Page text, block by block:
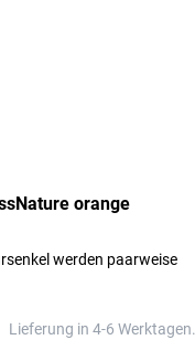
orange
werden paarweise
Lieferung in 4-6 Werktagen.